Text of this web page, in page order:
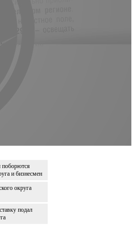
поборются
и бизнесмен
округа
подал